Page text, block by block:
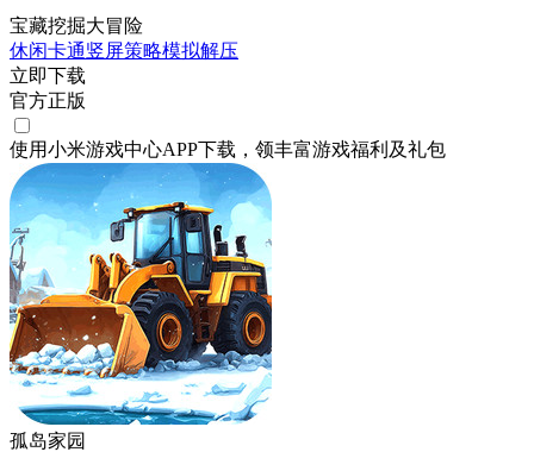
宝藏挖掘大冒险
休闲卡通竖屏策略模拟解压
立即下载
官方正版
使用小米游戏中心APP下载 ，领丰富游戏福利 及礼包
孤岛家园